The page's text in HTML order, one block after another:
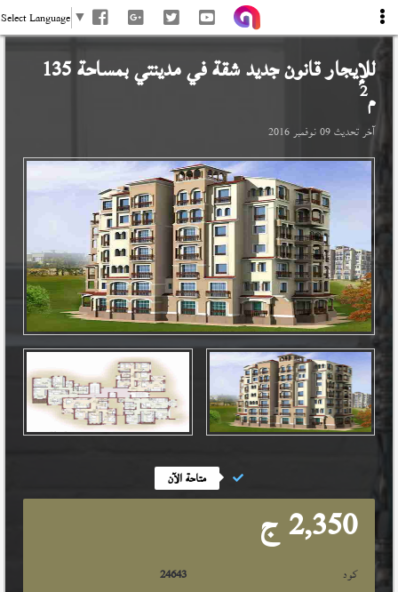
Select Language ▼
للإيجار قانون جديد شقة فيمدينتي بمساحة 135
م2
آخر تحديث09 نوفمبر 2016
متاحة الآن
2,350 ج
كود
24643